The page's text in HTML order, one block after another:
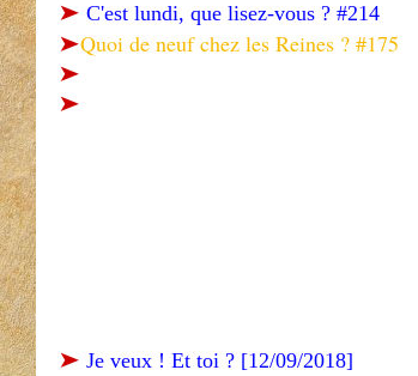
➤ C'est lundi, que lisez-vous ? #214
➤Quoi de neuf chez les Reines ? #175
➤
➤
➤ Je veux ! Et toi ? [12/09/2018]